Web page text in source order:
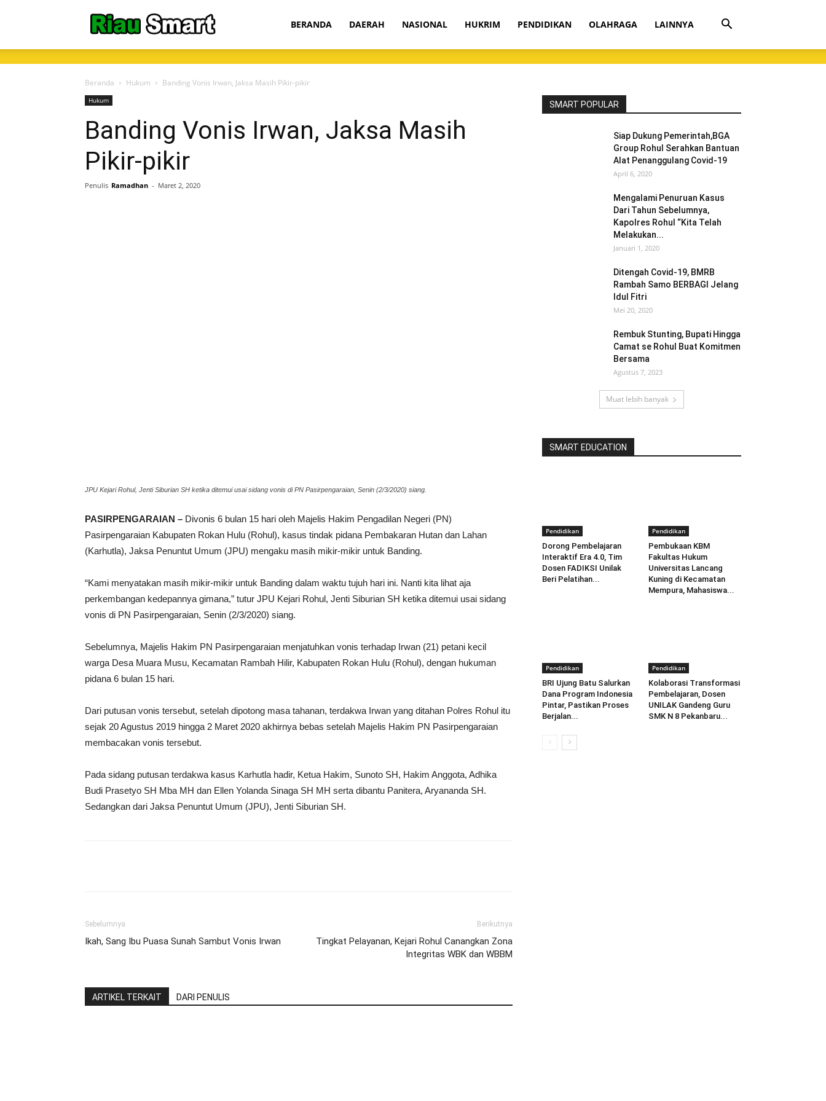
BERANDA DAERAH NASIONAL HUKRIM PENDIDIKAN OLAHRAGA LAINNYA
Beranda Hukum Banding Vonis Irwan, Jaksa Masih Pikir-pikir
Hukum
Banding Vonis Irwan, Jaksa Masih
Pikir-pikir
Penulis Ramadhan - Maret 2, 2020
JPU Kejari Rohul, Jenti Siburian SH ketika ditemui usai sidang vonis di PN Pasirpengaraian, Senin (2/3/2020) siang.
PASIRPENGARAIAN – Divonis 6 bulan 15 hari oleh Majelis Hakim Pengadilan Negeri (PN)
Pasirpengaraian Kabupaten Rokan Hulu (Rohul), kasus tindak pidana Pembakaran Hutan dan Lahan
(Karhutla), Jaksa Penuntut Umum (JPU) mengaku masih mikir-mikir untuk Banding.
“Kami menyatakan masih mikir-mikir untuk Banding dalam waktu tujuh hari ini. Nanti kita lihat aja
perkembangan kedepannya gimana,” tutur JPU Kejari Rohul, Jenti Siburian SH ketika ditemui usai sidang
vonis di PN Pasirpengaraian, Senin (2/3/2020) siang.
Sebelumnya, Majelis Hakim PN Pasirpengaraian menjatuhkan vonis terhadap Irwan (21) petani kecil
warga Desa Muara Musu, Kecamatan Rambah Hilir, Kabupaten Rokan Hulu (Rohul), dengan hukuman
pidana 6 bulan 15 hari.
Dari putusan vonis tersebut, setelah dipotong masa tahanan, terdakwa Irwan yang ditahan Polres Rohul itu
sejak 20 Agustus 2019 hingga 2 Maret 2020 akhirnya bebas setelah Majelis Hakim PN Pasirpengaraian
membacakan vonis tersebut.
Pada sidang putusan terdakwa kasus Karhutla hadir, Ketua Hakim, Sunoto SH, Hakim Anggota, Adhika
Budi Prasetyo SH Mba MH dan Ellen Yolanda Sinaga SH MH serta dibantu Panitera, Aryananda SH.
Sedangkan dari Jaksa Penuntut Umum (JPU), Jenti Siburian SH.
Sebelumnya
Ikah, Sang Ibu Puasa Sunah Sambut Vonis Irwan
Berikutnya
Tingkat Pelayanan, Kejari Rohul Canangkan Zona
Integritas WBK dan WBBM
ARTIKEL TERKAIT DARI PENULIS
SMART POPULAR
Siap Dukung Pemerintah,BGA
Group Rohul Serahkan Bantuan
Alat Penanggulang Covid-19
April 6, 2020
Mengalami Penuruan Kasus
Dari Tahun Sebelumnya,
Kapolres Rohul “Kita Telah
Melakukan...
Januari 1, 2020
Ditengah Covid-19, BMRB
Rambah Samo BERBAGI Jelang
Idul Fitri
Mei 20, 2020
Rembuk Stunting, Bupati Hingga
Camat se Rohul Buat Komitmen
Bersama
Agustus 7, 2023
Muat lebih banyak
SMART EDUCATION
Pendidikan
Dorong Pembelajaran
Interaktif Era 4.0, Tim
Dosen FADIKSI Unilak
Beri Pelatihan...
Pendidikan
Pembukaan KBM
Fakultas Hukum
Universitas Lancang
Kuning di Kecamatan
Mempura, Mahasiswa...
Pendidikan
BRI Ujung Batu Salurkan
Dana Program Indonesia
Pintar, Pastikan Proses
Berjalan...
Pendidikan
Kolaborasi Transformasi
Pembelajaran, Dosen
UNILAK Gandeng Guru
SMK N 8 Pekanbaru...